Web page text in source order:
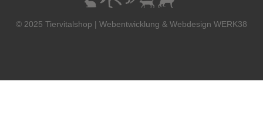
© 2025 Tiervitalshop | Webentwicklung & Webdesign WERK38